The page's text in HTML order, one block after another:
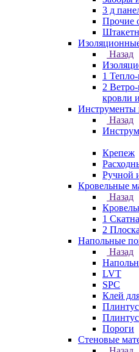
3 д
Прочие
Назад
1
2
кровли
Инструменты
Назад
Крепеж
Ручной
Кровельные
Назад
1
2
Напольные
Назад
LVT
SPC
Клей
Пороги
Стеновые